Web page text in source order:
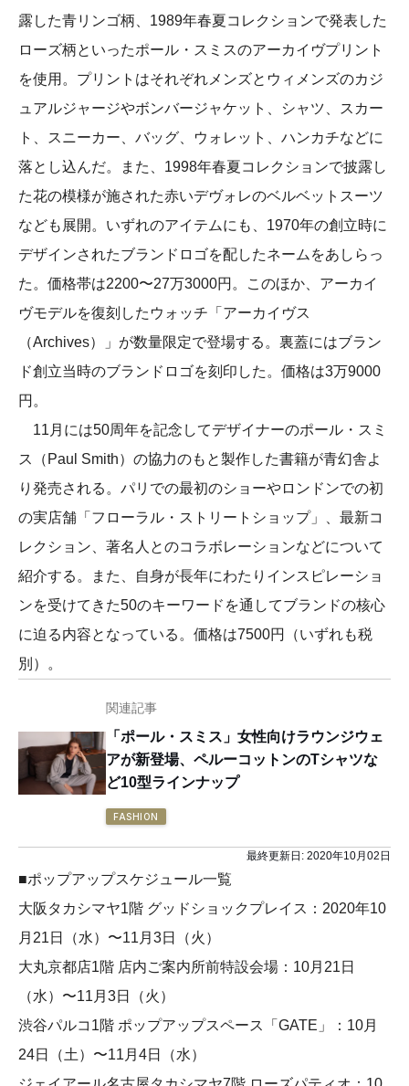
露した青リンゴ柄、1989年春夏コレクションで発表した
ローズ柄といったポール・スミスのアーカイヴプリント
を使用。プリントはそれぞれメンズとウィメンズのカジ
ュアルジャージやボンバージャケット、シャツ、スカー
ト、スニーカー、バッグ、ウォレット、ハンカチなどに
落とし込んだ。また、1998年春夏コレクションで披露し
た花の模様が施された赤いデヴォレのベルベットスーツ
なども展開。いずれのアイテムにも、1970年の創立時に
デザインされたブランドロゴを配したネームをあしらっ
た。価格帯は2200〜27万3000円。このほか、アーカイ
ヴモデルを復刻したウォッチ「アーカイヴス
（Archives）」が数量限定で登場する。裏蓋にはブラン
ド創立当時のブランドロゴを刻印した。価格は3万9000
円。
11月には50周年を記念してデザイナーのポール・スミ
ス（Paul Smith）の協力のもと製作した書籍が青幻舎よ
り発売される。パリでの最初のショーやロンドンでの初
の実店舗「フローラル・ストリートショップ」、最新コ
レクション、著名人とのコラボレーションなどについて
紹介する。また、自身が長年にわたりインスピレーショ
ンを受けてきた50のキーワードを通してブランドの核心
に迫る内容となっている。価格は7500円（いずれも税
別）。
関連記事
「ポール・スミス」女性向けラウンジウェ
アが新登場、ペルーコットンのTシャツな
ど10型ラインナップ
FASHION
最終更新日: 2020年10月02日
■ポップアップスケジュール一覧
大阪タカシマヤ1階 グッドショックプレイス：2020年10
月21日（水）〜11月3日（火）
大丸京都店1階 店内ご案内所前特設会場：10月21日
（水）〜11月3日（火）
渋谷パルコ1階 ポップアップスペース「GATE」：10月
24日（土）〜11月4日（水）